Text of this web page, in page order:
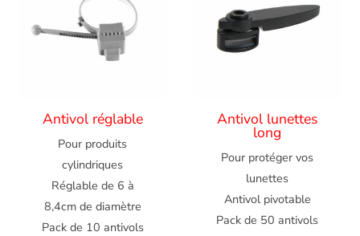
Antivol réglable
Pour produits
cylindriques
Réglable de 6 à
8,4cm de diamètre
Pack de 10 antivols
Antivol lunettes
long
Pour protéger vos
lunettes
Antivol pivotable
Pack de 50 antivols